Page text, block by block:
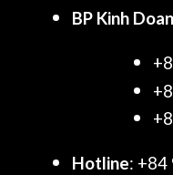
BP Kinh
Hotline: +84